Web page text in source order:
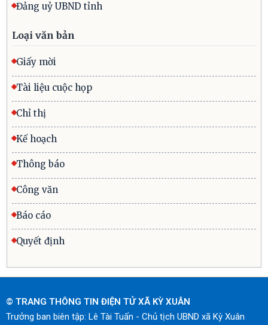
Đảng uỷ UBND tỉnh
Loại văn bản
Giấy mời
Tài liệu cuộc họp
Chỉ thị
Kế hoạch
Thông báo
Công văn
Báo cáo
Quyết định
© TRANG THÔNG TIN ĐIỆN TỬ XÃ KỲ XUÂN
Trưởng ban biên tập: Lê Tài Tuấn - Chủ tịch UBND xã Kỳ Xuân